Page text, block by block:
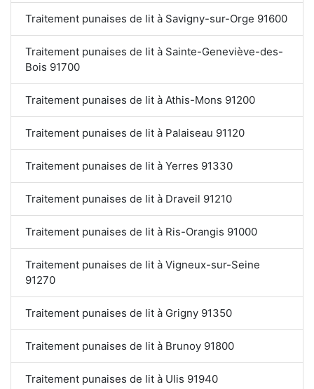
Traitement punaises de lit à Savigny-sur-Orge 91600
Traitement punaises de lit à Sainte-Geneviève-des-
Bois 91700
Traitement punaises de lit à Athis-Mons 91200
Traitement punaises de lit à Palaiseau 91120
Traitement punaises de lit à Yerres 91330
Traitement punaises de lit à Draveil 91210
Traitement punaises de lit à Ris-Orangis 91000
Traitement punaises de lit à Vigneux-sur-Seine
91270
Traitement punaises de lit à Grigny 91350
Traitement punaises de lit à Brunoy 91800
Traitement punaises de lit à Ulis 91940